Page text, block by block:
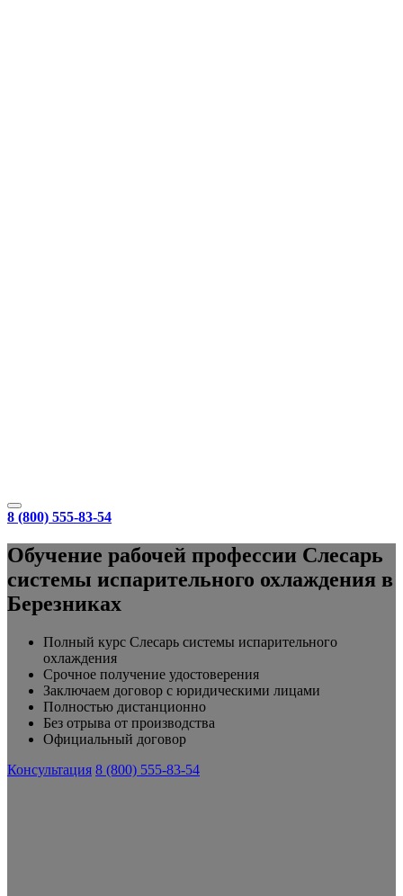
8 (800) 555-83-54
Обучение рабочей профессии Слесарь
системы испарительного охлаждения в
Березниках
Полный курс Слесарь системы испарительного
охлаждения
Срочное получение удостоверения
Заключаем договор с юридическими лицами
Полностью дистанционно
Без отрыва от производства
Официальный договор
Консультация 8 (800) 555-83-54